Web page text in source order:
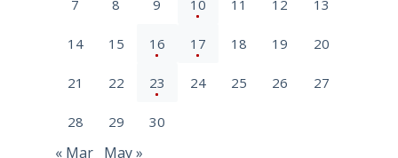
7 8 9 10 11 12 13
14 15 16 17 18 19 20
21 22 23 24 25 26 27
28 29 30
« Mar May »